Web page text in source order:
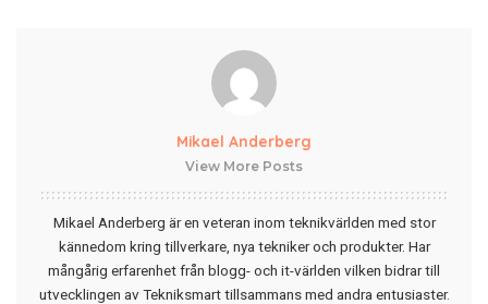
Mikael Anderberg
View More Posts
Mikael Anderberg är en veteran inom teknikvärlden med stor
kännedom kring tillverkare, nya tekniker och produkter. Har
mångårig erfarenhet från blogg- och it-världen vilken bidrar till
utvecklingen av Tekniksmart tillsammans med andra entusiaster.